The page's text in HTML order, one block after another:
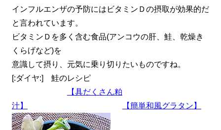
インフルエンザの予防にはビタミンＤの摂取が効果的だ
と言われています。
ビタミンＤを多く含む食品(アンコウの肝、鮭、乾燥き
くらげなど)を
意識して摂り、元気に乗り切りたいものですね。
[:ダイヤ:] 鮭のレシピ
【具だくさん粕
汁】
【簡単和風グラタン】